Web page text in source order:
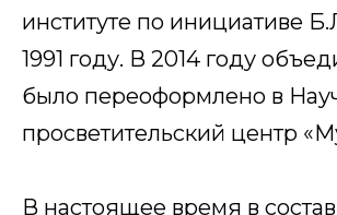
институте по инициативе
1991 году. В 2014 году
было переоформлено в
просветительский центр
В настоящее время в